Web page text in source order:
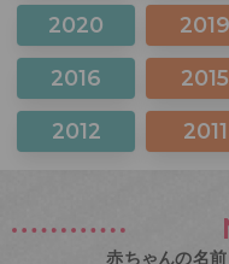
2020 2019
2016 2015
2012 2011
赤ちゃんの名